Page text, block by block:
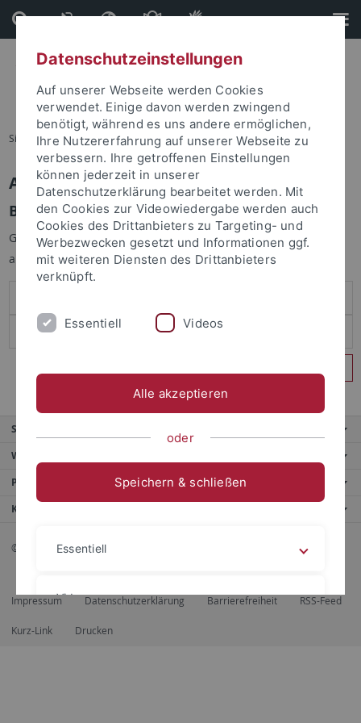
Direkt
zum
Inhalt
Direkt
zur
Fußleiste
Sie sind hier: Startseite
Anmelden
Benutzeranmeldung
Geben Sie Ihren Benutzernamen und Ihr Passwort an um sich
anzumelden:
Service
Weitere Angebote
Portale
Kontaktinfo
© 2026 Eberhard Karls Universität Tübingen, Tübingen
Impressum Datenschutzerklärung Barrierefreiheit RSS-Feed
Kurz-Link Drucken
Datenschutzeinstellungen
Auf unserer Webseite werden Cookies
verwendet. Einige davon werden zwingend
benötigt, während es uns andere ermöglichen,
Ihre Nutzererfahrung auf unserer Webseite zu
verbessern. Ihre getroffenen Einstellungen
können jederzeit in unserer
Datenschutzerklärung bearbeitet werden. Mit
den Cookies zur Videowiedergabe werden auch
Cookies des Drittanbieters zu Targeting- und
Werbezwecken gesetzt und Informationen ggf.
mit weiteren Diensten des Drittanbieters
verknüpft.
Essentiell Videos
Alle akzeptieren
oder
Speichern & schließen
Essentiell
Videos